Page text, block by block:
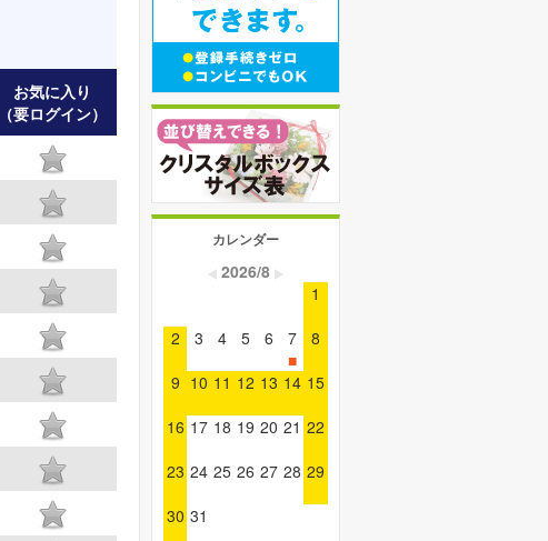
カレンダー
2026/8
1
2
3 4 5 6
7
■
8
9 10 11 12 13 14 15
16 17 18 19 20 21 22
23 24 25 26 27 28 29
30 31
お気に入り
（要ログイン）